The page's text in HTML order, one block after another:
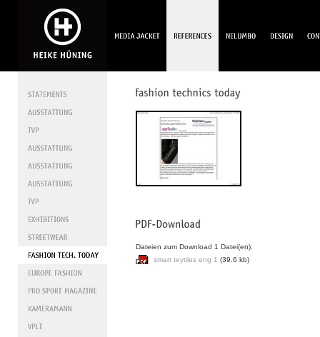
Dateien zum Download 1 Datei(en).
smart teytiles eng 1 (39.6 kb)